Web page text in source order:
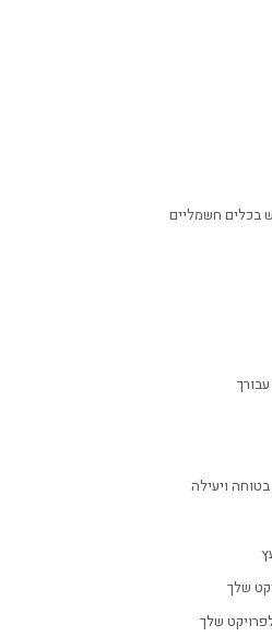
בכלים חשמליים
ויעילה
שלך
שלך